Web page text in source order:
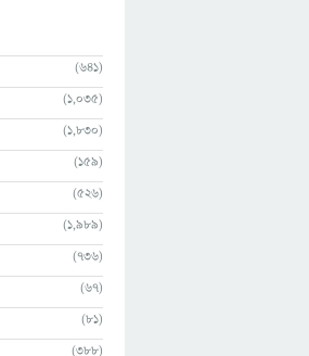
(641)
(1,035)
(1,830)
(159)
(526)
(1,989)
(736)
(67)
(81)
(388)